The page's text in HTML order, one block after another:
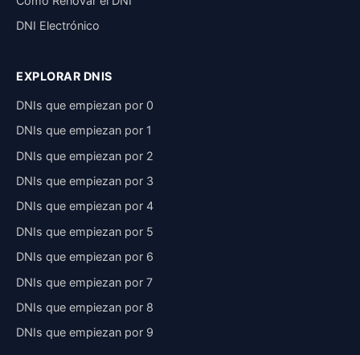
DNI Electrónico
EXPLORAR DNIS
DNIs que empiezan por 0
DNIs que empiezan por 1
DNIs que empiezan por 2
DNIs que empiezan por 3
DNIs que empiezan por 4
DNIs que empiezan por 5
DNIs que empiezan por 6
DNIs que empiezan por 7
DNIs que empiezan por 8
DNIs que empiezan por 9